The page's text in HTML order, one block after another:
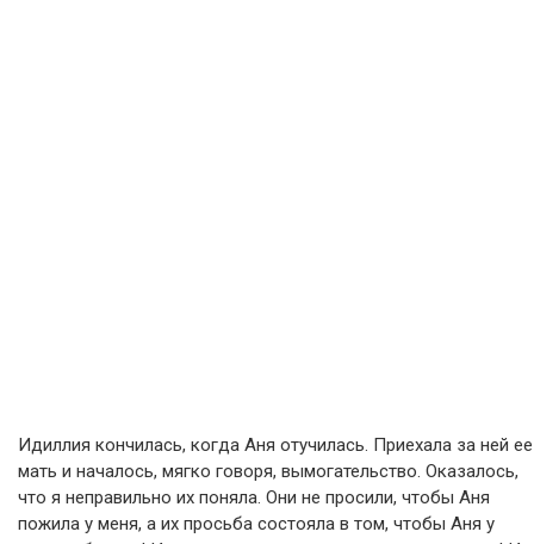
Идиллия кончилась, когда Аня отучилась. Приехала за ней ее
мать и началось, мягко говоря, вымогательство. Оказалось,
что я неправильно их поняла. Они не просили, чтобы Аня
пожила у меня, а их просьба состояла в том, чтобы Аня у